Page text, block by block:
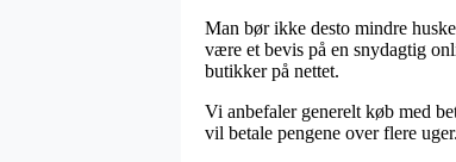
Man bør ikke desto mindre
være et bevis på en snydagtig
butikker på nettet.
Vi anbefaler generelt køb med
vil betale pengene over flere uger.